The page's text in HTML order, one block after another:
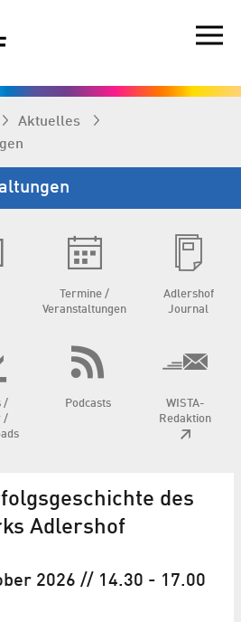
Aktuelles
Termine /
Veranstaltungen
Adlershof
Journal
/
/
Podcasts
WISTA-
Redaktion
des
Adlershof
2026 // 14.30 - 17.00